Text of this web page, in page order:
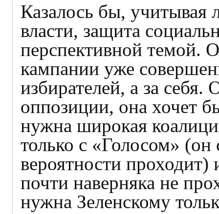
Казалось бы, учитывая
власти, защита
перспективной темой.
кампании уже
избирателей, а за
оппозиции, она хочет
нужна широкая
только с «Голосом»
вероятности
почти наверняка не
нужна Зеленскому